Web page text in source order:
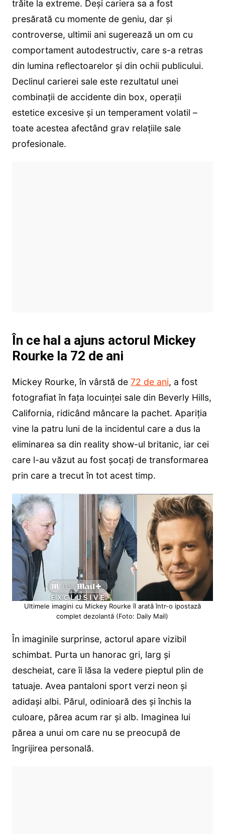
trăite la extreme. Deși cariera sa a fost
presărată cu momente de geniu, dar și
controverse, ultimii ani sugerează un om cu
comportament autodestructiv, care s-a retras
din lumina reflectoarelor și din ochii publicului.
Declinul carierei sale este rezultatul unei
combinații de accidente din box, operații
estetice excesive și un temperament volatil –
toate acestea afectând grav relațiile sale
profesionale.
În ce hal a ajuns actorul Mickey
Rourke la 72 de ani
Mickey Rourke, în vârstă de 72 de ani, a fost
fotografiat în fața locuinței sale din Beverly Hills,
California, ridicând mâncare la pachet. Apariția
vine la patru luni de la incidentul care a dus la
eliminarea sa din reality show-ul britanic, iar cei
care l-au văzut au fost șocați de transformarea
prin care a trecut în tot acest timp.
Ultimele imagini cu Mickey Rourke îl arată într-o ipostază
complet dezolantă (Foto: Daily Mail)
În imaginile surprinse, actorul apare vizibil
schimbat. Purta un hanorac gri, larg și
descheiat, care îi lăsa la vedere pieptul plin de
tatuaje. Avea pantaloni sport verzi neon și
adidași albi. Părul, odinioară des și închis la
culoare, părea acum rar și alb. Imaginea lui
părea a unui om care nu se preocupă de
îngrijirea personală.